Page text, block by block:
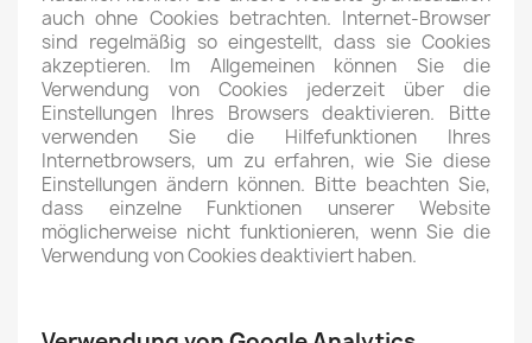
auch ohne Cookies betrachten. Internet-Browser
sind regelmäßig so eingestellt, dass sie Cookies
akzeptieren. Im Allgemeinen können Sie die
Verwendung von Cookies jederzeit über die
Einstellungen Ihres Browsers deaktivieren. Bitte
verwenden Sie die Hilfefunktionen Ihres
Internetbrowsers, um zu erfahren, wie Sie diese
Einstellungen ändern können. Bitte beachten Sie,
dass einzelne Funktionen unserer Website
möglicherweise nicht funktionieren, wenn Sie die
Verwendung von Cookies deaktiviert haben.